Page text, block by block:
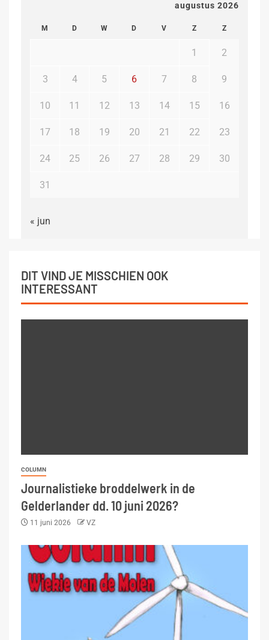
augustus 2026
M D W D V Z Z
1 2
3 4 5 6 7 8 9
10 11 12 13 14 15 16
17 18 19 20 21 22 23
24 25 26 27 28 29 30
31
« jun
DIT VIND JE MISSCHIEN OOK
INTERESSANT
COLUMN
Journalistieke broddelwerk in de
Gelderlander dd. 10 juni 2026?
11 juni 2026 VZ